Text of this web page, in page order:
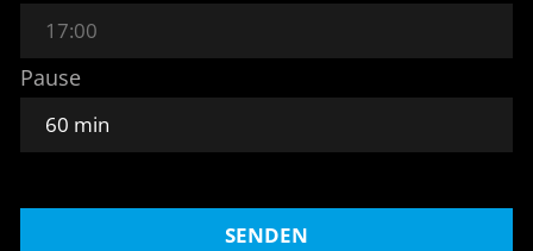
Pause
SENDEN